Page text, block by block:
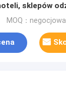
sklepów
MOQ：